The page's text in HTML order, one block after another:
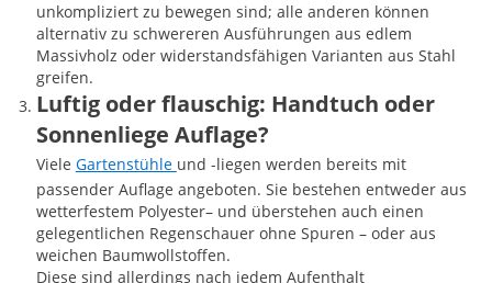
unkompliziert zu bewegen sind; alle anderen können
alternativ zu schwereren Ausführungen aus edlem
Massivholz oder widerstandsfähigen Varianten aus Stahl
greifen.
Luftig oder flauschig: Handtuch oder
Sonnenliege Auflage?
Viele Gartenstühle und -liegen werden bereits mit
passender Auflage angeboten. Sie bestehen entweder aus
wetterfestem Polyester– und überstehen auch einen
gelegentlichen Regenschauer ohne Spuren – oder aus
weichen Baumwollstoffen.
Diese sind allerdings nach jedem Aufenthalt